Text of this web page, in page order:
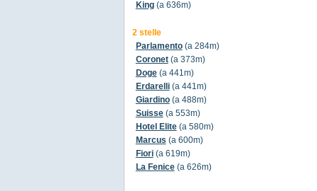
King(a 636m)
2 stelle
Parlamento(a 284m)
Coronet(a 373m)
Doge(a 441m)
Erdarelli(a 441m)
Giardino(a 488m)
Suisse(a 553m)
Hotel Elite(a 580m)
Marcus (a 600m)
Fiori(a 619m)
La Fenice(a 626m)